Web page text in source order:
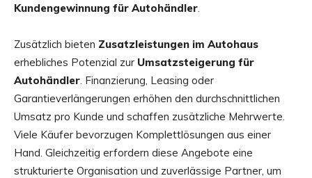
Kundengewinnung für Autohändler.
Zusätzlich bieten Zusatzleistungen im Autohaus
erhebliches Potenzial zur Umsatzsteigerung für
Autohändler. Finanzierung, Leasing oder
Garantieverlängerungen erhöhen den durchschnittlichen
Umsatz pro Kunde und schaffen zusätzliche Mehrwerte.
Viele Käufer bevorzugen Komplettlösungen aus einer
Hand. Gleichzeitig erfordern diese Angebote eine
strukturierte Organisation und zuverlässige Partner, um